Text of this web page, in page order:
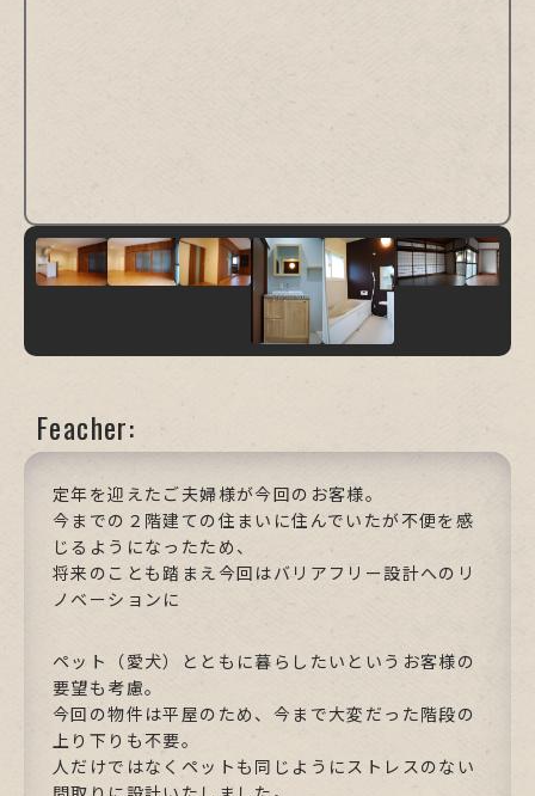
Feacher:
定年を迎えたご夫婦様が今回のお客様。
今までの２階建ての住まいに住んでいたが不便を感
じるようになったため、
将来のことも踏まえ今回はバリアフリー設計へのリ
ノベーションに
ペット（愛犬）とともに暮らしたいというお客様の
要望も考慮。
今回の物件は平屋のため、今まで大変だった階段の
上り下りも不要。
人だけではなくペットも同じようにストレスのない